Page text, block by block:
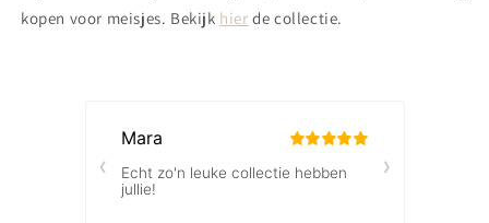
kopen voor meisjes. Bekijk hier de collectie.